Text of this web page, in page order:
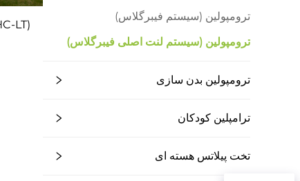
ترومپولین (سیستم فیبرگلاس)
ترومپولین (سیستم لنت اصلی فیبرگلاس)
ترومپولین بدن سازی
ترامپلین کودکان
تخت پیلاتس هسته ای